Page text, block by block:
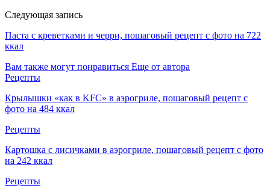
Следующая запись
Паста с креветками и черри, пошаговый рецепт с фото на 722
ккал
Вам также могут понравиться Еще от автора
Рецепты
Крылышки «как в KFC» в аэрогриле, пошаговый рецепт с
фото на 484 ккал
Рецепты
Картошка с лисичками в аэрогриле, пошаговый рецепт с фото
на 242 ккал
Рецепты